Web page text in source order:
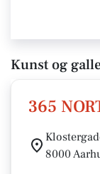
Kunst og
365
8000